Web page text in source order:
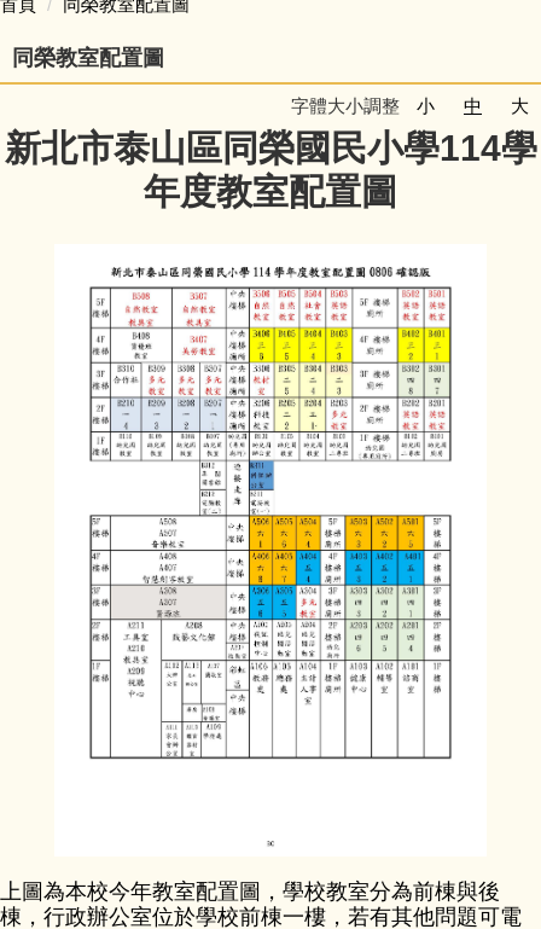
學校簡介
公開授課專區
公職人員利益迴避專區
會計資訊公開
校園填報
首頁 同榮教室配置圖
同榮教室配置圖
字體大小調整 小 中 大
新北市泰山區同榮國民小學114學
年度教室配置圖
上圖為本校今年教室配置圖，學校教室分為前棟與後
棟，行政辦公室位於學校前棟一樓，若有其他問題可電